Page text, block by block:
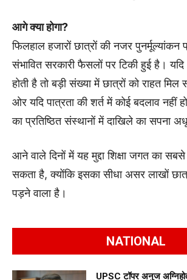
आगे क्या होगा?
फिलहाल हजारों छात्रों की नजर पुनर्मूल्यांकन
संभावित सरकारी फैसलों पर टिकी हुई है। यदि
होती है तो बड़ी संख्या में छात्रों को राहत
ओर यदि पात्रता की शर्त में कोई बदलाव नहीं
का प्रतिष्ठित संस्थानों में दाखिले का सपना
आने वाले दिनों में यह मुद्दा शिक्षा जगत का सबसे
सकता है, क्योंकि इसका सीधा असर लाखों
पड़ने वाला है।
NATIONAL
UPSC टॉपर अनुज